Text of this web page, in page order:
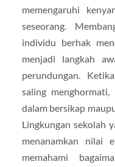
memengaruhi
seseorang.
individu berhak
menjadi langkah
perundungan.
saling
dalam bersikap
Lingkungan sekolah
menanamkan nilai
memahami